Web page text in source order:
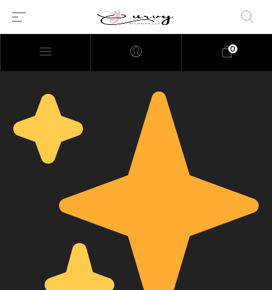
Millions of people around the
design templates, learn
creative skills or even hire
freelancers. With an industry-
leading marketplace paired
with an unlimited subscription
0